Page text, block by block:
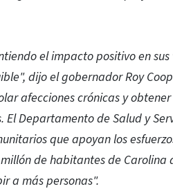
el impacto positivo en
dijo el gobernador Roy
afecciones crónicas y
Departamento de Salud y
que apoyan los
de habitantes de Carolina
a más personas".